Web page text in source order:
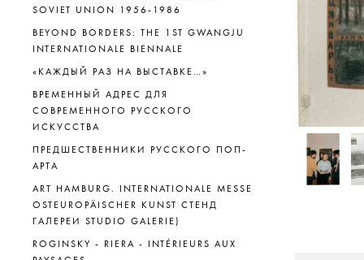
SOVIET UNION 1956-1986
BEYOND BORDERS: THE 1ST GWANGJU
INTERNATIONALE BIENNALE
«КАЖДЫЙ РАЗ НА ВЫСТАВКЕ…»
ВРЕМЕННЫЙ АДРЕС ДЛЯ
СОВРЕМЕННОГО РУССКОГО
ИСКУССТВА
ПРЕДШЕСТВЕННИКИ РУССКОГО ПОП-
АРТА
ART HAMBURG. INTERNATIONALE MESSE
OSTEUROPÄISCHER KUNST СТЕНД
ГАЛЕРЕИ STUDIO GALERIE)
ROGINSKY - RIERA - INTÉRIEURS AUX